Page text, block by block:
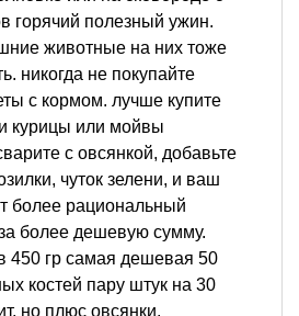
горячий полезный ужин.
животные на них тоже
никогда не покупайте
с кормом. лучше купите
курицы или мойвы
с овсянкой, добавьте
чуток зелени, и ваш
более рациональный
более дешевую сумму.
450 гр самая дешевая 50
костей пару штук на 30
но плюс овсянки,